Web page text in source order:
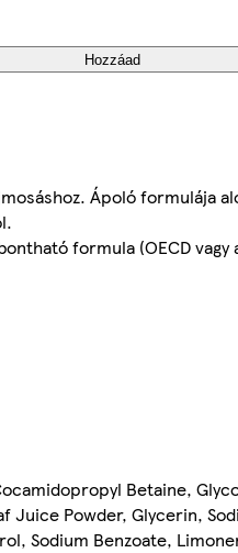
Hozzáad
Ápoló formulája
formula (OECD vagy
Betaine,
Juice Powder, Glycerin,
Sodium Benzoate,